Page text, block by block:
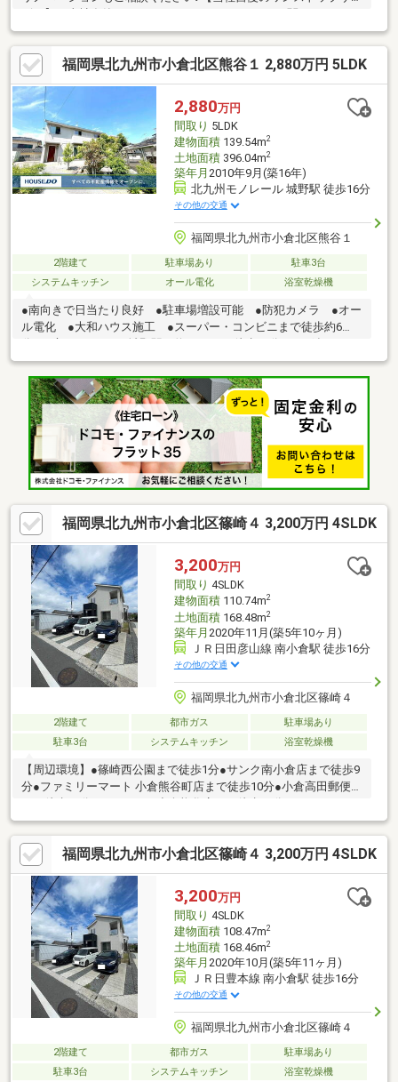
パート！・物件購入+リフォーム費用もまとめてお見積り♪・住み
替え先を探しながら、ご自宅の売却が並行して行えます！・もち
ろん査定も無料です♪【ライフスタイルに合わせた物件探し】・土
日祝/18時以降/1件～複数件のご内覧も大歓迎・ご自宅等への送迎
も可能です！・当社未掲載物件もご案内できます♪
福岡県北九州市小倉北区熊谷１ 2,880万円 5LDK
2,880万円
間取り 5LDK
建物面積139.54m2
土地面積396.04m2
築年月 2010年9月(築16年)
北九州モノレール 城野駅 徒歩16分
その他の交通
福岡県北九州市小倉北区熊谷１
2階建て 駐車場あり
駐車3台
システムキッチン
オール電化 浴室乾燥機
●南向きで日当たり良好 ●駐車場増設可能 ●防犯カメラ ●オー
ル電化 ●大和ハウス施工 ●スーパー・コンビニまで徒歩約6
「宮田町」停 約421ｍ（徒歩6分）●南丘小学校 約852ｍ（徒歩
11分）●南小倉中学校 約1700ｍ（徒歩22分）●ファミリーマート
小倉熊谷町店 約440ｍ（徒歩6分）●サンク南小倉店 約432ｍ
（徒歩6分）ハウスドゥ小倉南では自社でリフォームも承ります！
ご購入から施工までワンストップでラクラク♪セットでローンにす
ると支払い負担の少ないリフォームプランも是非、ご検討くださ
い♪
福岡県北九州市小倉北区篠崎４ 3,200万円 4SLDK
3,200万円
間取り 4SLDK
建物面積110.74m2
土地面積168.48m2
築年月 2020年11月(築5年10ヶ月)
ＪＲ日田彦山線 南小倉駅 徒歩16分
その他の交通
福岡県北九州市小倉北区篠崎４
2階建て 都市ガス
駐車場あり
駐車3台
システムキッチン 浴室乾燥機
【周辺環境】●篠崎西公園まで徒歩1分●サンク南小倉店まで徒歩9
分●ファミリーマート 小倉熊谷町店まで徒歩10分●小倉高田郵便局
福岡県北九州市小倉北区篠崎４ 3,200万円 4SLDK
3,200万円
間取り 4SLDK
建物面積108.47m2
土地面積168.46m2
築年月 2020年10月(築5年11ヶ月)
ＪＲ日豊本線 南小倉駅 徒歩16分
その他の交通
福岡県北九州市小倉北区篠崎４
2階建て 都市ガス
駐車場あり
駐車3台
システムキッチン 浴室乾燥機